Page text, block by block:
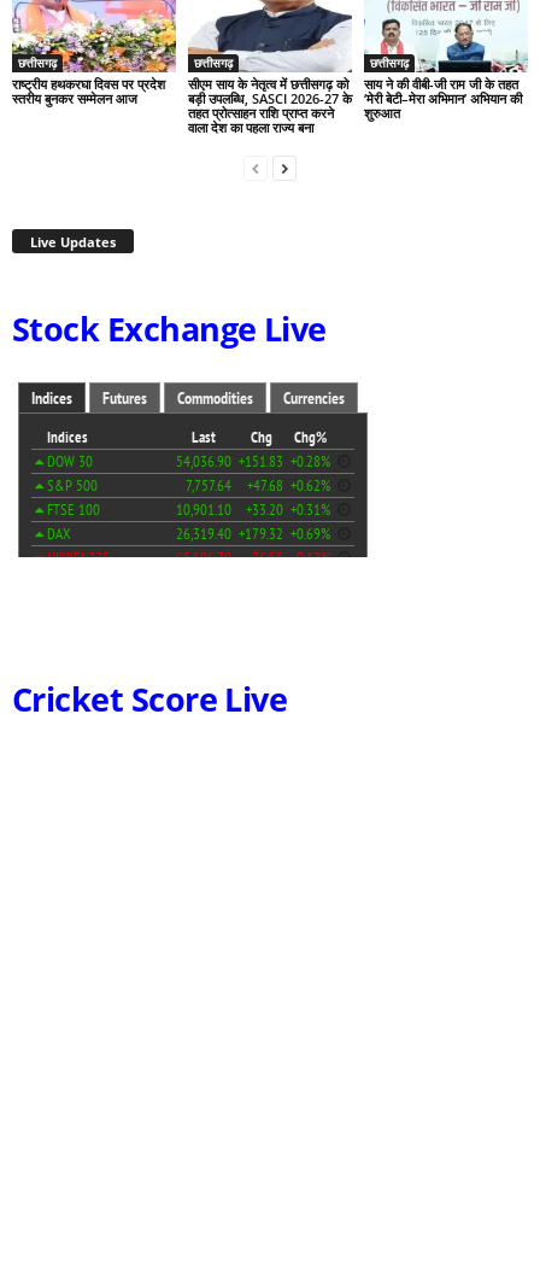
छत्तीसगढ़
राष्ट्रीय हथकरघा दिवस पर प्रदेश
स्तरीय बुनकर सम्मेलन आज
छत्तीसगढ़
सीएम साय के नेतृत्व में छत्तीसगढ़ को
बड़ी उपलब्धि, SASCI 2026-27 के
तहत प्रोत्साहन राशि प्राप्त करने
वाला देश का पहला राज्य बना
छत्तीसगढ़
साय ने की वीबी-जी राम जी के तहत
‘मेरी बेटी–मेरा अभिमान’ अभियान की
शुरुआत
Live Updates
Stock Exchange Live
Cricket Score Live